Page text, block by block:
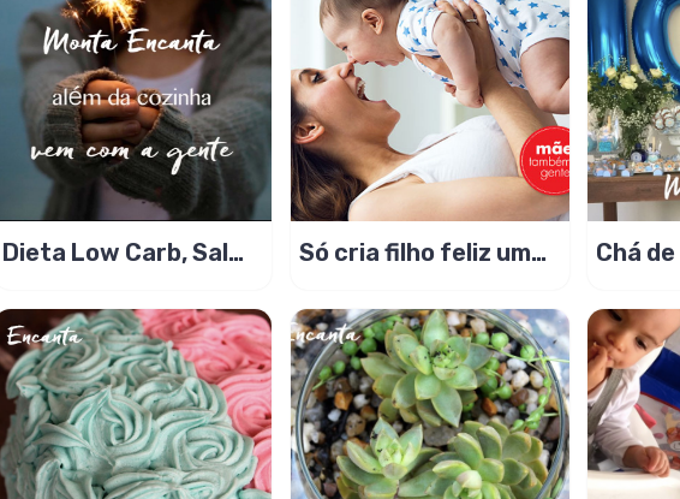
Dieta Low Carb, Sal
PA Lugol e Açúcares
Só cria filho feliz uma
Chá